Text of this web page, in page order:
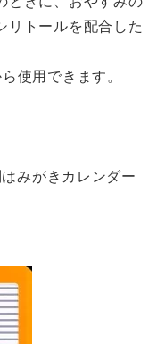
リトールを配合した
使用できます。
みがきカレンダー